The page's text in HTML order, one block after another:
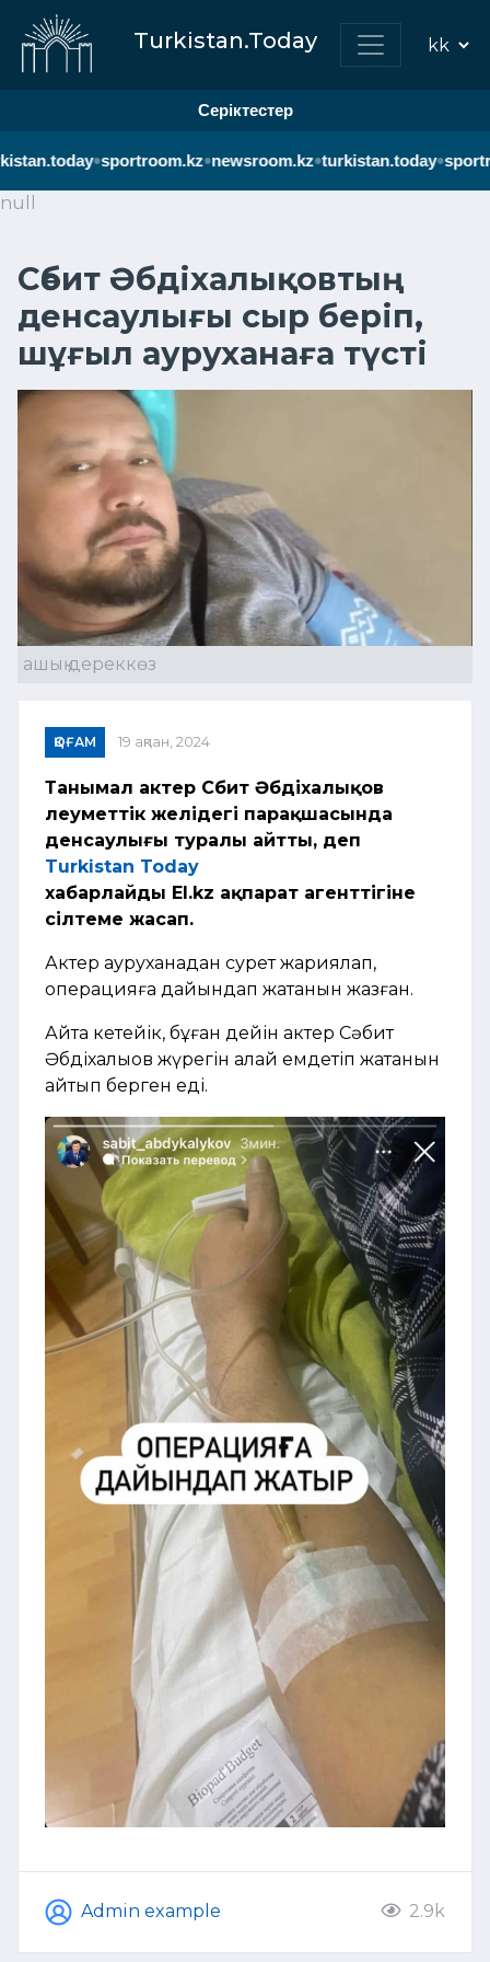
Turkistan.Today
Серіктестер
•sportroom.kz•newsroom.kz•turkistan.today•
null
Сәбит Әбдіхалықовтың
денсаулығы сыр беріп,
шұғыл ауруханаға түсті
ашық дереккөз
ҚОҒАМ 19 ақпан, 2024
Танымал актер Сәбит Әбдіхалықов
әлеуметтік желідегі парақшасында
денсаулығы туралы айтты, деп
Turkistan Today
хабарлайды El.kz ақпарат агенттігіне
сілтеме жасап.
Актер ауруханадан сурет жариялап,
операцияға дайындап жатқанын жазған.
Айта кетейік, бұған дейін актер Сәбит
Әбдіхалықов жүрегін қалай емдетіп жатқанын
айтып берген еді.
Admin example 2.9k